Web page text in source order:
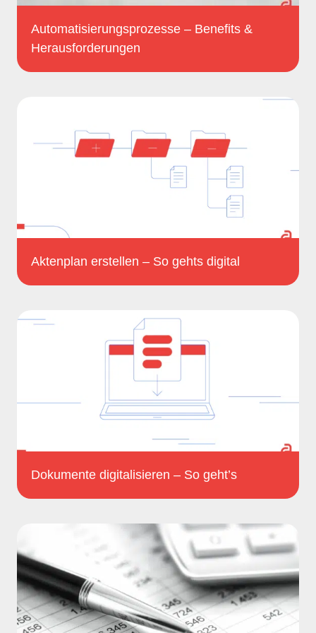
Automatisierungsprozesse – Benefits &
Herausforderungen
Aktenplan erstellen – So gehts digital
Dokumente digitalisieren – So geht’s